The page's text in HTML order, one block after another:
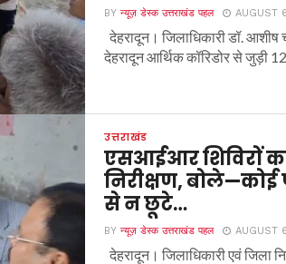
BYन्यूज़ डेस्क उत्तराखंड पहल AUGUST
देहरादून। जिलाधिकारी डॉ. आशीष
देहरादून आर्थिक कॉरिडोर से जुड़ी
उत्तराखंड
एसआईआर शिविरों
निरीक्षण, बोले—कोई
से न छूटे…
BYन्यूज़ डेस्क उत्तराखंड पहल AUGUST
देहरादून। जिलाधिकारी एवं जिला